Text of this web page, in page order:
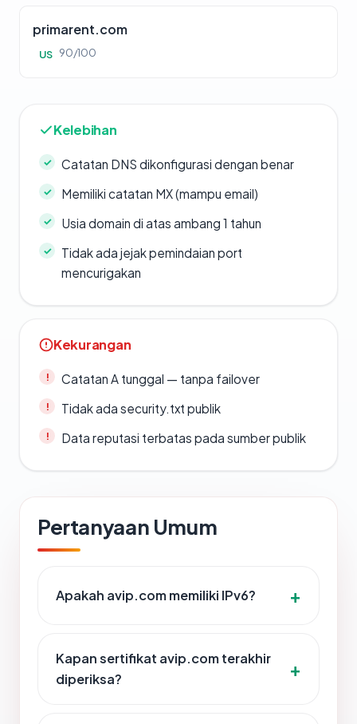
primarent.com
US 90/100
Kelebihan
Catatan DNS dikonfigurasi dengan benar
Memiliki catatan MX (mampu email)
Usia domain di atas ambang 1 tahun
Tidak ada jejak pemindaian port
mencurigakan
Kekurangan
Catatan A tunggal — tanpa failover
Tidak ada security.txt publik
Data reputasi terbatas pada sumber publik
Pertanyaan Umum
Apakah avip.com memiliki IPv6?
Kapan sertifikat avip.com terakhir
diperiksa?